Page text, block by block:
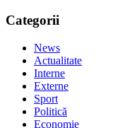
Categorii
News
Actualitate
Interne
Externe
Sport
Politică
Economie